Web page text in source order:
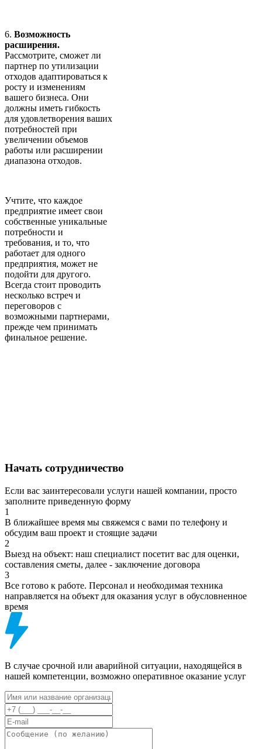
6. Возможность
расширения.
Рассмотрите, сможет ли
партнер по утилизации
отходов адаптироваться к
росту и изменениям
вашего бизнеса. Они
должны иметь гибкость
для удовлетворения ваших
потребностей при
увеличении объемов
работы или расширении
диапазона отходов.
Учтите, что каждое
предприятие имеет свои
собственные уникальные
потребности и
требования, и то, что
работает для одного
предприятия, может не
подойти для другого.
Всегда стоит проводить
несколько встреч и
переговоров с
возможными партнерами,
прежде чем принимать
финальное решение.
Начать сотрудничество
Если вас заинтересовали услуги нашей компании, просто
заполните приведенную форму
1
В ближайшее время мы свяжемся с вами по телефону и
обсудим ваш проект и стоящие задачи
2
Выезд на объект: наш специалист посетит вас для оценки,
составления сметы, далее - заключение договора
3
Все готово к работе. Персонал и необходимая техника
направляется на объект для оказания услуг в обусловненное
время
В случае срочной или аварийной ситуации, находящейся в
нашей компетенции, возможно оперативное оказание услуг